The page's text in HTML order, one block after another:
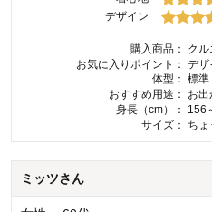
デザイン
購入商品：
クル
お気に入りポイント： デザ
体型： 標準
おすすめ用途：
お
身長（cm）：
156
サイズ：
ち
ミッツさん